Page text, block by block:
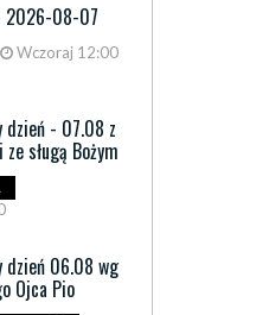
2026-08-07
Wczoraj 12:00
dzień - 07.08 z
sługą Bożym
dzień 06.08 wg
Ojca Pio